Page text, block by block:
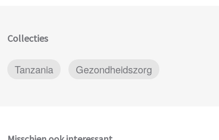
Collecties
Tanzania Gezondheidszorg